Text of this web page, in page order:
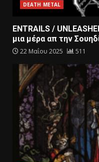
DEATH METAL
ENTRAILS /
μια μέρα απ την
22 Μαΐου 2025 511